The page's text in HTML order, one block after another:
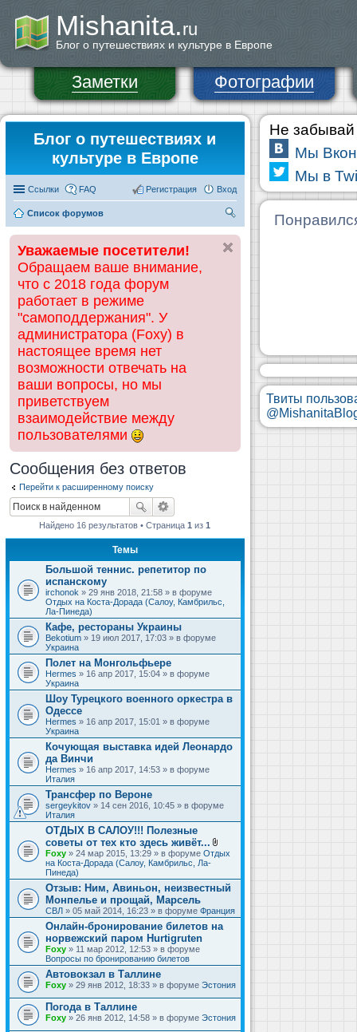
Mishanita.ru
Блог о путешествиях и культуре в Европе
Заметки Фотографии
Блог о путешествиях и
культуре в Европе
Ссылки FAQ Вход
Регистрация
Список форумов
ск
Уважаемые посетители!
Обращаем ваше внимание,
что с 2018 года форум
работает в режиме
"самоподдержания". У
администратора (Foxy) в
настоящее время нет
возможности отвечать на
ваши вопросы, но мы
приветствуем
взаимодействие между
пользователями
Сообщения без ответов
Перейти к расширенному поиску
Найдено 16 результатов • Страница1 из1
Темы
Большой теннис. репетитор по
испанскому
irchonok » 29 янв 2018, 21:58 » в форуме
Отдых на Коста-Дорада (Салоу, Камбрильс,
Ла-Пинеда)
Кафе, рестораны Украины
Bekotium » 19 июл 2017, 17:03 » в форуме
Украина
Полет на Монгольфьере
Hermes » 16 апр 2017, 15:04 » в форуме
Украина
Шоу Турецкого военного оркестра в
Одессе
Hermes » 16 апр 2017, 15:01 » в форуме
Украина
Кочующая выставка идей Леонардо
да Винчи
Hermes » 16 апр 2017, 14:53 » в форуме
Италия
Трансфер по Вероне
sergeykitov » 14 сен 2016, 10:45 » в форуме
Италия
ОТДЫХ В САЛОУ!!! Полезные
советы от тех кто здесь живёт...
В
л
ж
е
и
я
Foxy » 24 мар 2015, 13:29 » в форуме Отдых
на Коста-Дорада (Салоу, Камбрильс, Ла-
Пинеда)
Отзыв: Ним, Авиньон, неизвестный
Монпелье и прощай, Марсель
СВЛ » 05 май 2014, 16:23 » в форуме Франция
Онлайн-бронирование билетов на
норвежский паром Hurtigruten
Foxy » 11 мар 2012, 12:53 » в форуме
Вопросы по бронированию билетов
Автовокзал в Таллине
Foxy » 29 янв 2012, 18:33 » в форуме Эстония
Погода в Таллине
Foxy » 26 янв 2012, 14:58 » в форуме Эстония
Не забывай
Мы
Мы в
Твиты